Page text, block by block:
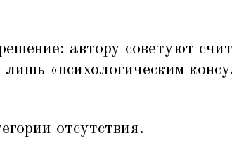
автору советуют
лишь «психологическим
отсутствия.